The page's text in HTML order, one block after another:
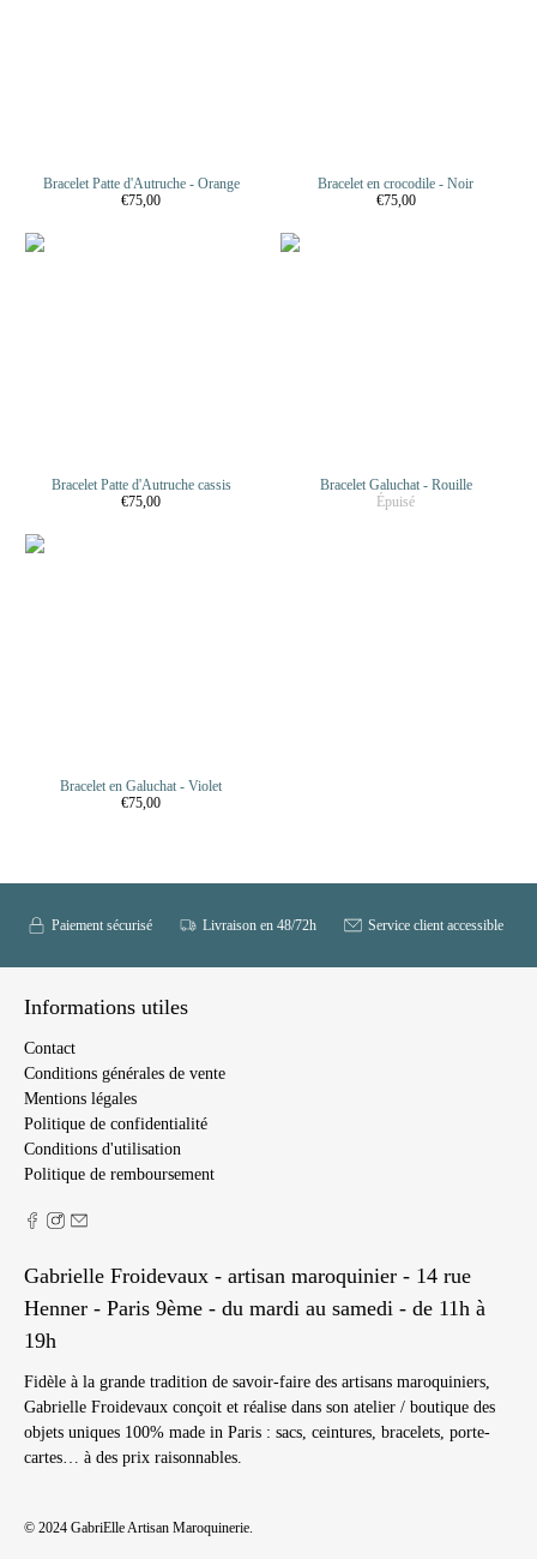
Bracelet Patte d'Autruche - Orange
€75,00
Bracelet en crocodile - Noir
€75,00
Bracelet Patte d'Autruche cassis
€75,00
Bracelet Galuchat - Rouille
Épuisé
Bracelet en Galuchat - Violet
€75,00
Paiement sécurisé Livraison en 48/72h Service client accessible
Informations utiles
Contact
Conditions générales de vente
Mentions légales
Politique de confidentialité
Conditions d'utilisation
Politique de remboursement
Gabrielle Froidevaux - artisan maroquinier - 14 rue
Henner - Paris 9ème - du mardi au samedi - de 11h à
19h
Fidèle à la grande tradition de savoir-faire des artisans maroquiniers,
Gabrielle Froidevaux conçoit et réalise dans son atelier / boutique des
objets uniques 100% made in Paris : sacs, ceintures, bracelets, porte-
cartes… à des prix raisonnables.
© 2024 GabriElle Artisan Maroquinerie.